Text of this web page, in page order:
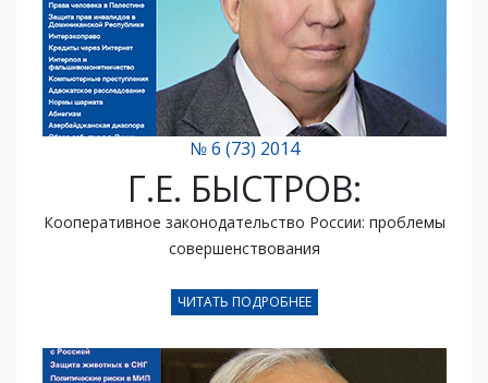
№ 6 (73) 2014
Г.Е. БЫСТРОВ:
Кооперативное законодательство России: проблемы
совершенствования
ЧИТАТЬ ПОДРОБНЕЕ